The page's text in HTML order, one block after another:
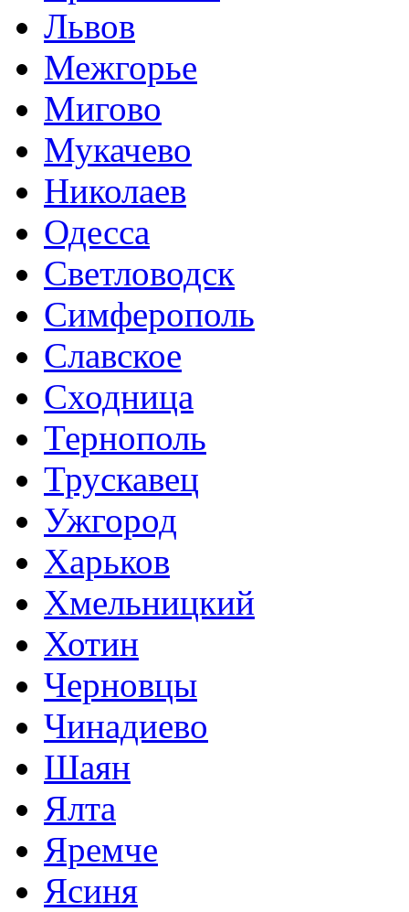
Львов
Межгорье
Мигово
Мукачево
Николаев
Одесса
Светловодск
Симферополь
Славское
Сходница
Тернополь
Трускавец
Ужгород
Харьков
Хмельницкий
Хотин
Черновцы
Чинадиево
Шаян
Ялта
Яремче
Ясиня